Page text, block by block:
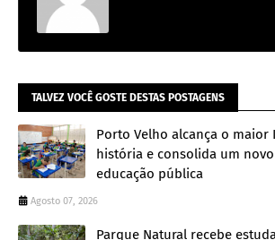
TALVEZ VOCÊ GOSTE DESTAS POSTAGENS
Porto Velho alcança o maior
história e consolida um
educação pública
Agosto 07, 2026
Parque Natural recebe